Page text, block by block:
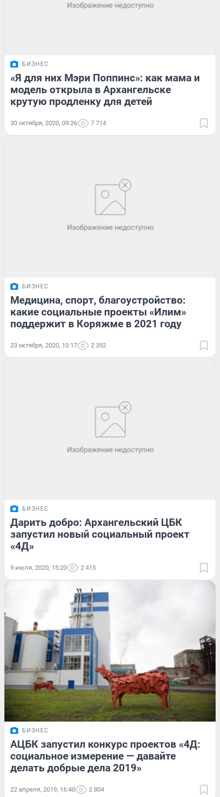
БИЗНЕС
«Я для них Мэри Поппинс»: как мама и
модель открыла в Архангельске
крутую продленку для детей
30 октября, 2020, 09:26 7 714
БИЗНЕС
Медицина, спорт, благоустройство:
какие социальные проекты «Илим»
поддержит в Коряжме в 2021 году
23 октября, 2020, 10:17 2 352
БИЗНЕС
Дарить добро: Архангельский ЦБК
запустил новый социальный проект
«4Д»
9 июля, 2020, 15:20 2 415
БИЗНЕС
АЦБК запустил конкурс проектов «4Д:
социальное измерение — давайте
делать добрые дела 2019»
22 апреля, 2019, 16:40 2 804